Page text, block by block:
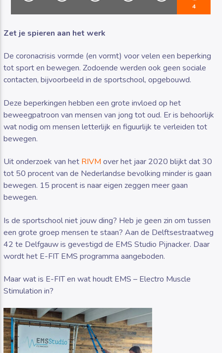
Luister RAZO online
4
Zet je spieren aan het werk
De coronacrisis vormde (en vormt) voor velen een beperking
tot sport en bewegen. Zodoende werden ook geen sociale
contacten, bijvoorbeeld in de sportschool, opgebouwd.
Deze beperkingen hebben een grote invloed op het
beweegpatroon van mensen van jong tot oud. Er is behoorlijk
wat nodig om mensen letterlijk en figuurlijk te verleiden tot
bewegen.
Uit onderzoek van het RIVM over het jaar 2020 blijkt dat 30
tot 50 procent van de Nederlandse bevolking minder is gaan
bewegen. 15 procent is naar eigen zeggen meer gaan
bewegen.
Is de sportschool niet jouw ding? Heb je geen zin om tussen
een grote groep mensen te staan? Aan de Delftsestraatweg
42 te Delfgauw is gevestigd de EMS Studio Pijnacker. Daar
wordt het E-FIT EMS programma aangeboden.
Maar wat is E-FIT en wat houdt EMS – Electro Muscle
Stimulation in?